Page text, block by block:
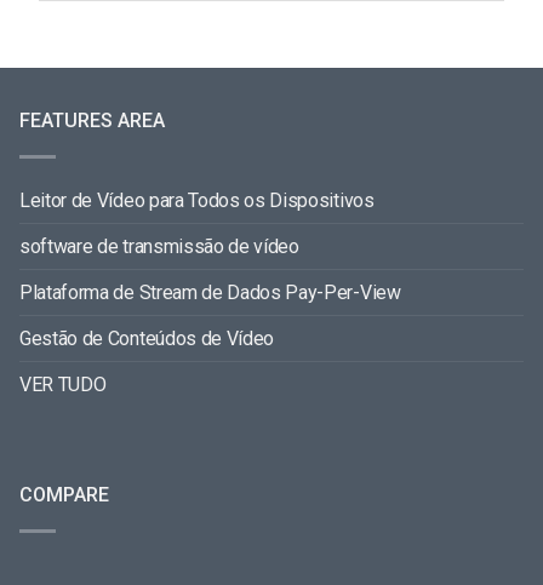
FEATURES AREA
Leitor de Vídeo para Todos os Dispositivos
software de transmissão de vídeo
Plataforma de Stream de Dados Pay-Per-View
Gestão de Conteúdos de Vídeo
VER TUDO
COMPARE